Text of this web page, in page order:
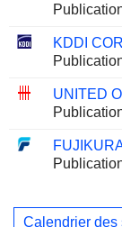
KDDI
Calendrier des